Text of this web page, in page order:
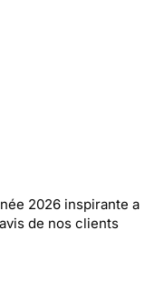
2026 inspirante a
avis de nos clients